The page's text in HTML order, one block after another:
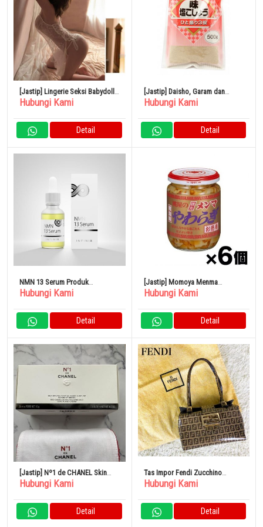
[Jastip] Lingerie Seksi Babydoll
Cami Room Pakaian Dalam
Hubungi Kami
Detail
[Jastip] Daisho, Garam dan
Merica (isi ulang) 500g
Hubungi Kami
Detail
NMN 13 Serum Produk
Kecantikan Jepang Terbaik
Hubungi Kami
Detail
[Jastip] Momoya Menma
Yawaragi 210g x 6 Buah
Hubungi Kami
Detail
[Jastip] Nº1 de CHANEL Skin
Care Duo Serum
Hubungi Kami
Detail
Tas Impor Fendi Zucchino
Mamma Baguette FF Metal
Hubungi Kami
Detail